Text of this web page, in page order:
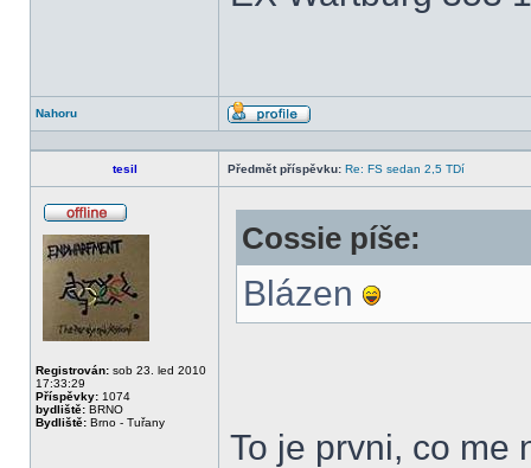
Nahoru
Profil
tesil Předmět příspěvku: Re: FS sedan 2,5 TDí
Registrován: sob 23. led 2010
17:33:29
Příspěvky: 1074
bydliště: BRNO
Bydliště: Brno - Tuřany
Cossie píše:
Blázen
To je prvni, co me